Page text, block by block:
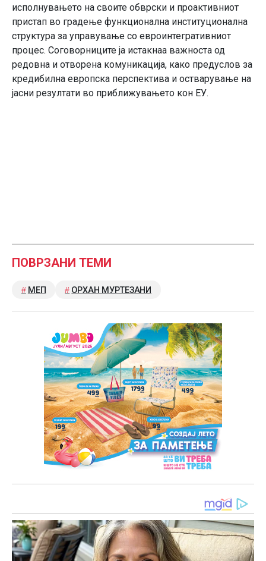
исполнувањето на своите обврски и проактивниот
пристап во градење функционална институционална
структура за управување со евроинтегративниот
процес. Соговорниците ја истакнаа важноста од
редовна и отворена комуникација, како предуслов за
кредибилна европска перспектива и остварување на
јасни резултати во приближувањето кон ЕУ.
ПОВРЗАНИ ТЕМИ
МЕП ОРХАН МУРТЕЗАНИ